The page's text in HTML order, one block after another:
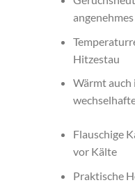
Hitzestau
Wärmt auch
Flauschige
vor Kälte
Praktische